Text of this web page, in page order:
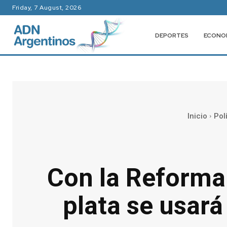
Friday, 7 August, 2026
DEPORTES
Inicio
Con la
plata se